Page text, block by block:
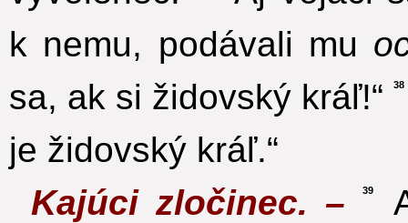
k nemu, podávali mu
sa, ak si židovský kráľ!“
38
je židovský kráľ.“
Kajúci zločinec. –
39